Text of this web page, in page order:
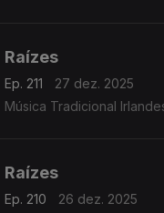
Raízes
Ep. 211
27 dez. 2025
Música Tradicional
Raízes
Ep. 210
26 dez. 2025